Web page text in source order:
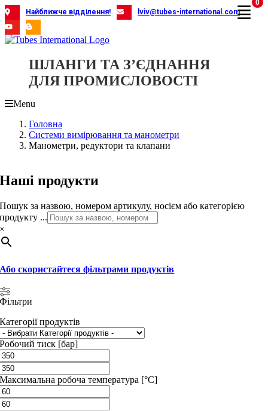
Skip
to
content
Найближче відділення! lviv@tubes-international.com
ШЛАНГИ ТА З’ЄДНАННЯ
ДЛЯ ПРОМИСЛОВОСТІ
Menu
Головна
Системи вимірювання та манометри
Манометри, редуктори та клапани
Наші продукти
Пошук за назвою, номером артикулу, носієм або категорією
продукту ...
×
Або скористайтеся фільтрами продуктів
Фільтри
Категорії продуктів
Робочий тиск [бар]
Максимальна робоча температура [°C]
0